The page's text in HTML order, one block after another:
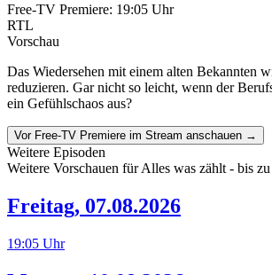
Free-TV Premiere: 19:05 Uhr
RTL
Vorschau
Das Wiedersehen mit einem alten Bekannten
reduzieren. Gar nicht so leicht, wenn der
ein Gefühlschaos aus?
Vor Free-TV Premiere im Stream anschauen →
Weitere Episoden
Weitere Vorschauen fürAlles was zählt - bis
Freitag, 07.08.2026
19:05 Uhr